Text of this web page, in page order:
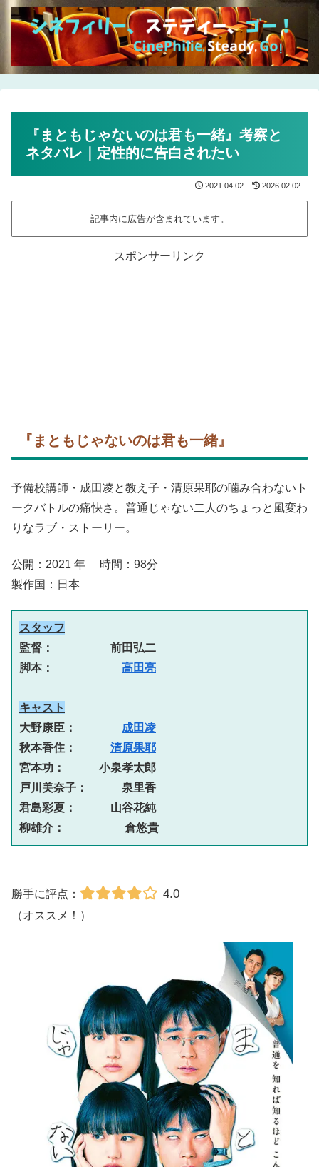
『まともじゃないのは君も一緒』考察と
ネタバレ｜定性的に告白されたい
2021.04.02 2026.02.02
記事内に広告が含まれています。
スポンサーリンク
『まともじゃないのは君も一緒』
予備校講師・成田凌と教え子・清原果耶の噛み合わないト
ークバトルの痛快さ。普通じゃない二人のちょっと風変わ
りなラブ・ストーリー。
公開：2021 年 時間：98分
製作国：日本
スタッフ
監督：　　　　　前田弘二
脚本： 高田亮
キャスト
大野康臣： 成田凌
秋本香住： 清原果耶
宮本功：　　　小泉孝太郎
戸川美奈子：　　　泉里香
君島彩夏：　　　山谷花純
柳雄介：　  　　　倉悠貴
勝手に評点： 4.0
（オススメ！）